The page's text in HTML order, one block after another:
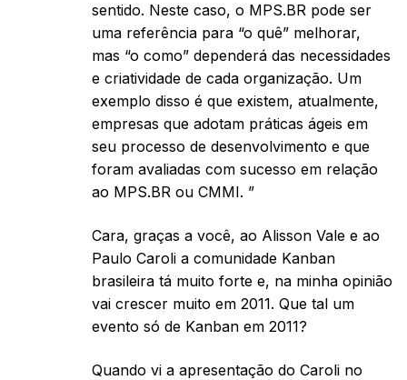
sentido. Neste caso, o MPS.BR pode ser
uma referência para “o quê” melhorar,
mas “o como” dependerá das necessidades
e criatividade de cada organização. Um
exemplo disso é que existem, atualmente,
empresas que adotam práticas ágeis em
seu processo de desenvolvimento e que
foram avaliadas com sucesso em relação
ao MPS.BR ou CMMI. ”
Cara, graças a você, ao Alisson Vale e ao
Paulo Caroli a comunidade Kanban
brasileira tá muito forte e, na minha opinião
vai crescer muito em 2011. Que tal um
evento só de Kanban em 2011?
Quando vi a apresentação do Caroli no